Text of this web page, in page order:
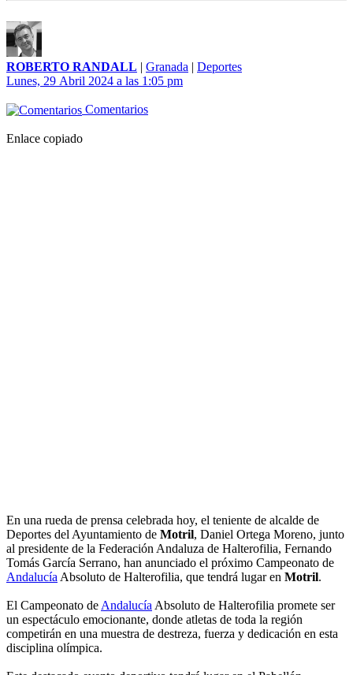
ROBERTO RANDALL | Granada | Deportes
Lunes, 29 Abril 2024 a las 1:05 pm
Comentarios
Enlace copiado
En una rueda de prensa celebrada hoy, el teniente de alcalde de
Deportes del Ayuntamiento de Motril, Daniel Ortega Moreno, junto
al presidente de la Federación Andaluza de Halterofilia, Fernando
Tomás García Serrano, han anunciado el próximo Campeonato de
Andalucía Absoluto de Halterofilia, que tendrá lugar en Motril.
El Campeonato de Andalucía Absoluto de Halterofilia promete ser
un espectáculo emocionante, donde atletas de toda la región
competirán en una muestra de destreza, fuerza y dedicación en esta
disciplina olímpica.